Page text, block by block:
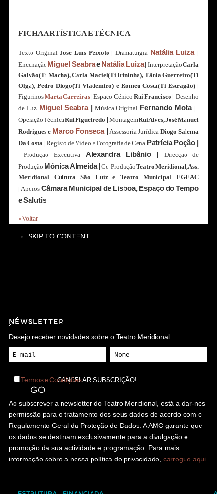
FICHA ARTÍSTICA E TÉCNICA
Texto OriginalJosé Luís Peixoto |Dramaturgia Natália Luiza |
Encenação Miguel Seabrae Natália Luiza| InterpretaçãoCarla
Galvão(Ti Macha), Carla Maciel(Ti Irininha), Tânia Guerreiro(Ti
Olga), Pedro Diogo(Ti Vlademiro) e Romeu Costa(Ti Estragão) |
FigurinosMarta Carreiras |Espaço Cénico Rui Francisco | Desenho
de Luz Miguel Seabra| Música Original Fernando Mota |
Operação TécnicaRui Figueiredo MontagemRui Alves, José Manuel
Rodrigues e Marco Fonseca Assessoria JurídicaDiogo Salema
Da Costa | Registo de Vídeo e Fotografia de Cena Patrícia Poção |
Produção Executiva Alexandra Libânio | Direcção de
Produção Mónica Almeida|Co-ProduçãoTeatro Meridional, Ass.
Meridional Cultura São Luíz e Teatro Municipal EGEAC
| Apoios Câmara Municipal de Lisboa, Espaço do Tempo
e Salutis
«Voltar
SKIP TO CONTENT
NEWSLETTER
Desejo receber novidades sobre o Teatro Meridional.
Termos e Condições
Ao subscrever a newsletter do Teatro Meridional, está a dar-nos
permissão para o tratamento dos seus dados de acordo com o
Regulamento Geral da Proteção de Dados. A AMC garante que
os dados se destinam exclusivamente para a divulgação e
promoção da sua actividade e programação. Para mais
informação sobre a nossa política de privacidade, carregue aqui